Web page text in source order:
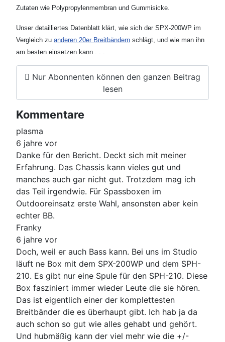
Zutaten wie Polypropylenmembran und Gummisicke.
Unser detailliertes Datenblatt klärt, wie sich der SPX-200WP im
Vergleich zu anderen 20er Breitbändern schlägt, und wie man ihn
am besten einsetzen kann . . .
Nur Abonnenten können den ganzen Beitrag
lesen
Kommentare
plasma
6 jahre vor
Danke für den Bericht. Deckt sich mit meiner
Erfahrung. Das Chassis kann vieles gut und
manches auch gar nicht gut. Trotzdem mag ich
das Teil irgendwie. Für Spassboxen im
Outdooreinsatz erste Wahl, ansonsten aber kein
echter BB.
Franky
6 jahre vor
Doch, weil er auch Bass kann. Bei uns im Studio
läuft ne Box mit dem SPX-200WP und dem SPH-
210. Es gibt nur eine Spule für den SPH-210. Diese
Box fasziniert immer wieder Leute die sie hören.
Das ist eigentlich einer der komplettesten
Breitbänder die es überhaupt gibt. Ich hab ja da
auch schon so gut wie alles gehabt und gehört.
Und hubmäßig kann der viel mehr wie die +/-